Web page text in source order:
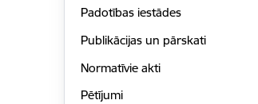
Padotības iestādes
Publikācijas un pārskati
Normatīvie akti
Pētījumi